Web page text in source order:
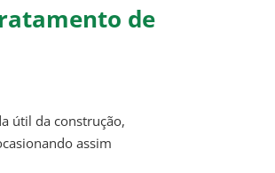
de
útil da construção,
assim